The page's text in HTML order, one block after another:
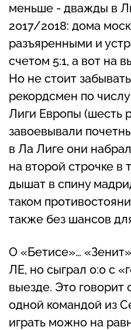
меньше - дважды в
2017/2018: дома
разъяренными и
счетом 5:1, а вот на
Но не стоит
рекордсмен по
Лиги Европы (шесть
завоевывали
в Ла Лиге они
на второй строчке в
дышат в спину
таком
также без шансов
О «Бетисе»…
ЛЕ, но сыграл 0:0 с
выезде. Это говорит
одной командой из
играть можно на